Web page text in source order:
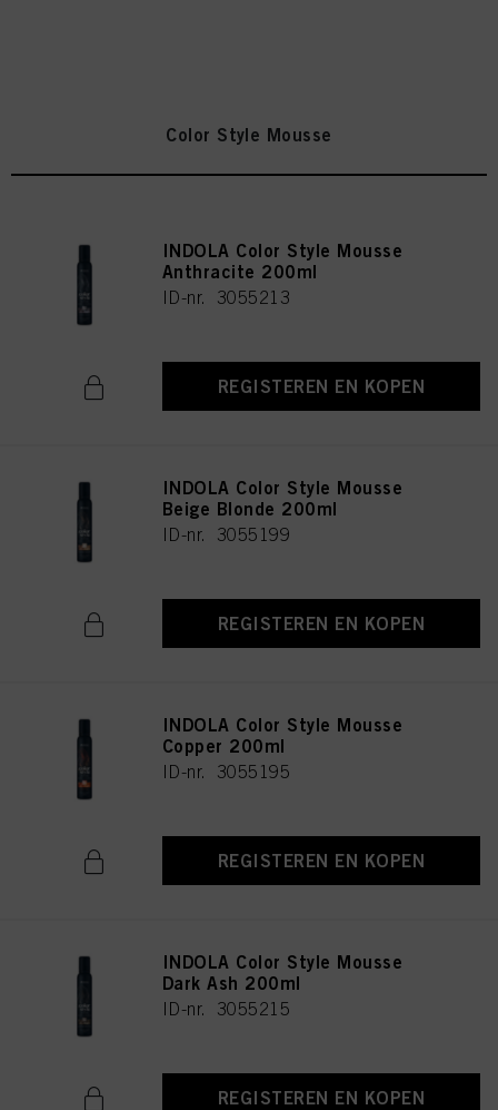
Color Style Mousse
INDOLA Color Style Mousse
Anthracite 200ml
ID-nr. 3055213
REGISTEREN EN KOPEN
INDOLA Color Style Mousse
Beige Blonde 200ml
ID-nr. 3055199
REGISTEREN EN KOPEN
INDOLA Color Style Mousse
Copper 200ml
ID-nr. 3055195
REGISTEREN EN KOPEN
INDOLA Color Style Mousse
Dark Ash 200ml
ID-nr. 3055215
REGISTEREN EN KOPEN